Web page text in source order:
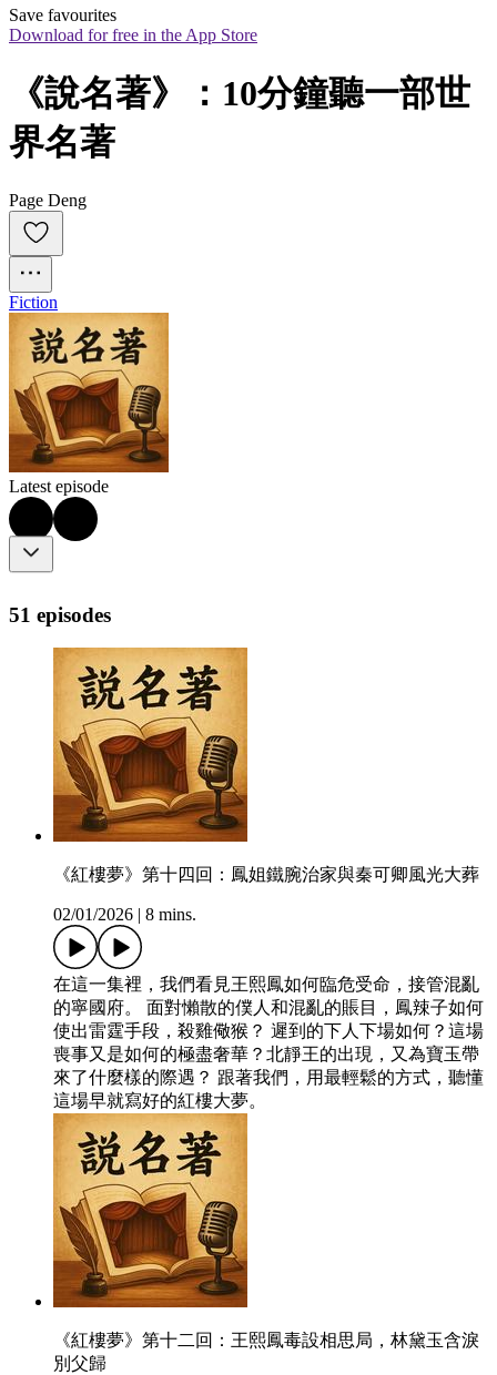
Save favourites
Download for free in the App Store
《說名著》：10分鐘聽一部世
界名著
Page Deng
Fiction
Latest episode
51 episodes
《紅樓夢》第十四回：鳳姐鐵腕治家與秦可卿風光大葬
02/01/2026 8 mins.
在這一集裡，我們看見王熙鳳如何臨危受命，接管混亂
的寧國府。 面對懶散的僕人和混亂的賬目，鳳辣子如何
使出雷霆手段，殺雞儆猴？ 遲到的下人下場如何？這場
喪事又是如何的極盡奢華？北靜王的出現，又為寶玉帶
來了什麼樣的際遇？ 跟著我們，用最輕鬆的方式，聽懂
這場早就寫好的紅樓大夢。
《紅樓夢》第十二回：王熙鳳毒設相思局，林黛玉含淚
別父歸